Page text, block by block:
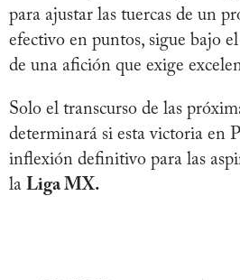
para ajustar las tuercas de un
efectivo en puntos, sigue bajo
de una afición que exige
Solo el transcurso de las
determinará si esta victoria en
inflexión definitivo para las
la Liga MX.